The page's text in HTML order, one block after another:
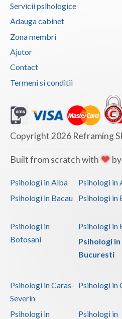
Servicii psihologice
Adauga cabinet
Zona membri
Ajutor
Contact
Termeni si conditii
Copyright 2026 Reframing
Built from scratch with by
Psihologi in Alba Psihologi in
Psihologi in Bacau
Psihologi in
Psihologi in
Botosani
Psihologi in
Psihologi in
Bucuresti
Psihologi in Caras-
Severin
Psihologi in
Psihologi in
Psihologi in